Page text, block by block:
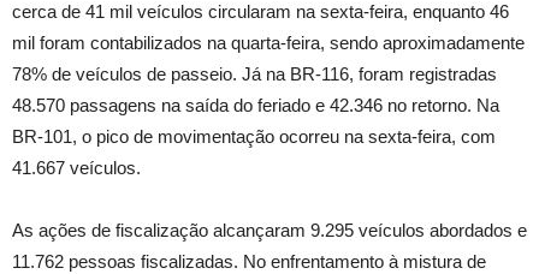
cerca de 41 mil veículos circularam na sexta-feira, enquanto 46
mil foram contabilizados na quarta-feira, sendo aproximadamente
78% de veículos de passeio. Já na BR-116, foram registradas
48.570 passagens na saída do feriado e 42.346 no retorno. Na
BR-101, o pico de movimentação ocorreu na sexta-feira, com
41.667 veículos.
As ações de fiscalização alcançaram 9.295 veículos abordados e
11.762 pessoas fiscalizadas. No enfrentamento à mistura de